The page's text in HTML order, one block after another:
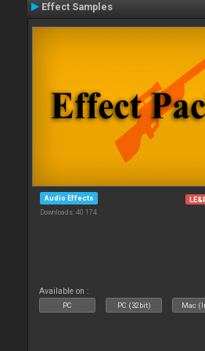
Effect Samples
Audio Effects
Downloads: 40 174
Available on :
PC PC (32bit) Mac